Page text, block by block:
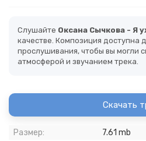
Слушайте Оксана Сычкова - Я
качестве. Композиция доступна
прослушивания, чтобы вы могли
атмосферой и звучанием трека.
Скачать
Размер:
7.61 mb